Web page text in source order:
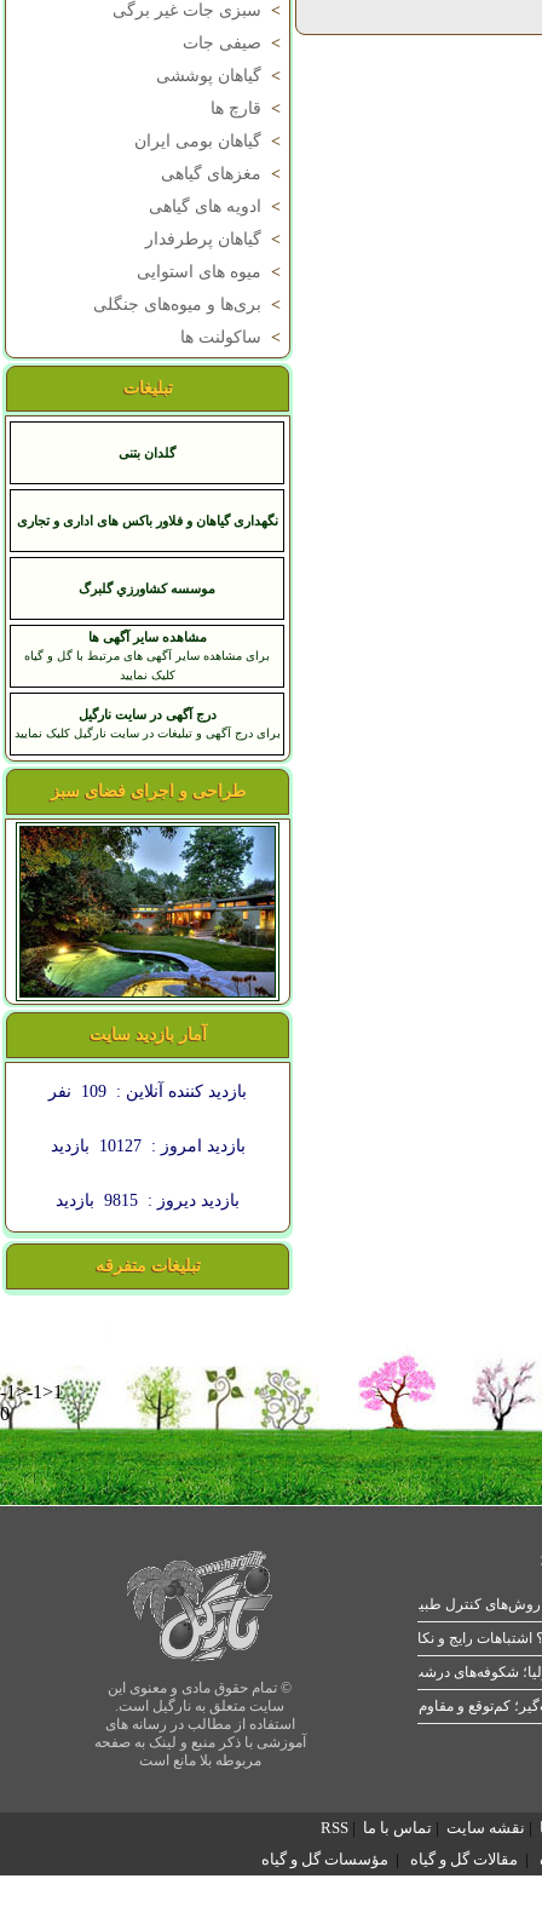
> سبزی جات غیر برگی
> صیفی جات
> گیاهان پوششی
> قارچ ها
> گیاهان بومی ایران
> مغزهای گیاهی
>
ادویه های گیاهی
> گیاهان پرطرفدار
> میوه های استوایی
> بری‌ها و میوه‌های جنگلی
> ساکولنت ها
تبلیغات
گلدان بتنی
نگهداری گیاهان و فلاور باکس های اداری و تجاری
موسسه کشاورزي گلبرگ
مشاهده سایر آگهی ها
برای مشاهده سایر آگهی های مرتبط با گل و گیاه
کلیک نمایید
درج آگهی در سایت نارگیل
برای درج آگهی و تبلیغات در سایت نارگیل کلیک نمایید
طراحی و اجرای فضای سبز
آمار بازدید سایت
بازدید کننده آنلاین : 109 نفر
بازدید امروز : 10127 بازدید
بازدید دیروز : 9815 بازدید
تبلیغات متفرقه
-1>-1>1
0
© تمام حقوق مادی و معنوی این
سایت متعلق به نارگیل است.
استفاده از مطالب در رسانه های
آموزشی با ذکر منبع و لینک به صفحه
مربوطه بلا مانع است
رایج و نکات طلایی
شکوفه‌های درشت در بهار
| نقشه سایت | تماس با ما |
RSS
| مقالات گل و گیاه | مؤسسات گل و گیاه